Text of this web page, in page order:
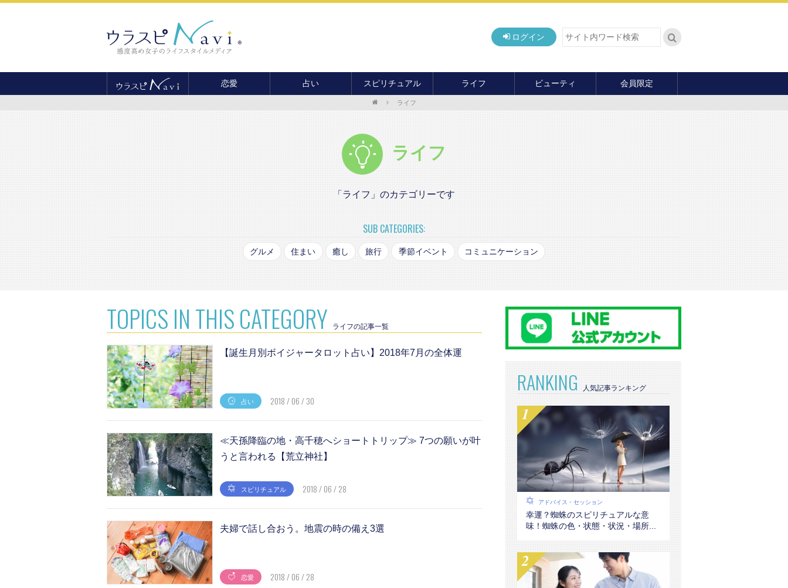
ログイン
恋愛 占い スピリチュアル
開運
パワースポット
オカルト
前世・ソウルメイト
ライフ ビューティ 会員限定
ライフ
ライフ
「ライフ」のカテゴリーです
SUB CATEGORIES:
グルメ 住まい 癒し 旅行 季節イベント コミュニケーション
TOPICS IN THIS CATEGORY ライフの記事一覧
【誕生月別ボイジャータロット占い】2018年7月の全体運
占い 2018 / 06 / 30
≪天孫降臨の地・高千穂へショートトリップ≫ 7つの願いが叶
うと言われる【荒立神社】
スピリチュアル 2018 / 06 / 28
夫婦で話し合おう。地震の時の備え3選
恋愛 2018 / 06 / 28
RANKING
アドバイス・セッション
幸運？蜘蛛のスピリチュアルな意
味！蜘蛛の色・状態・状況・場所...